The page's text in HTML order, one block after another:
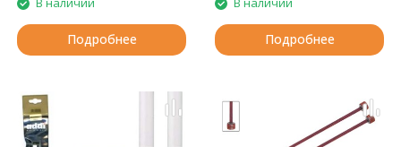
Подробнее Подробнее